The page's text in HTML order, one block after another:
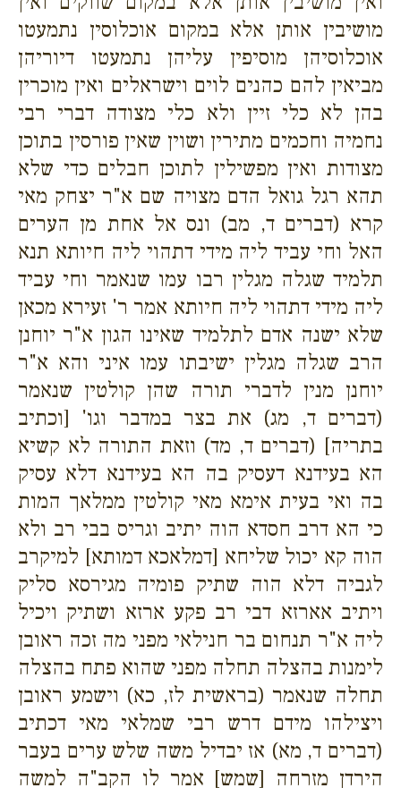
מושיבין אותן אלא במקום אוכלוסין נתמעטו
אוכלוסיהן מוסיפין עליהן נתמעטו דיוריהן
מביאין להם כהנים לוים וישראלים ואין מוכרין
בהן לא כלי זיין ולא כלי מצודה דברי רבי
נחמיה וחכמים מתירין ושוין שאין פורסין בתוכן
מצודות ואין מפשילין לתוכן חבלים כדי שלא
תהא רגל גואל הדם מצויה שם א"ר יצחק מאי
קרא (דברים ד, מב) ונס אל אחת מן הערים
האל וחי עביד ליה מידי דתהוי ליה חיותא תנא
תלמיד שגלה מגלין רבו עמו שנאמר וחי עביד
ליה מידי דתהוי ליה חיותא אמר ר' זעירא מכאן
שלא ישנה אדם לתלמיד שאינו הגון א"ר יוחנן
הרב שגלה מגלין ישיבתו עמו איני והא א"ר
יוחנן מנין לדברי תורה שהן קולטין שנאמר
(דברים ד, מג) את בצר במדבר וגו' [וכתיב
בתריה] (דברים ד, מד) וזאת התורה לא קשיא
הא בעידנא דעסיק בה הא בעידנא דלא עסיק
בה ואי בעית אימא מאי קולטין ממלאך המות
כי הא דרב חסדא הוה יתיב וגריס בבי רב ולא
הוה קא יכול שליחא [דמלאכא דמותא] למיקרב
לגביה דלא הוה שתיק פומיה מגירסא סליק
ויתיב אארזא דבי רב פקע ארזא ושתיק ויכיל
ליה א"ר תנחום בר חנילאי מפני מה זכה ראובן
לימנות בהצלה תחלה מפני שהוא פתח בהצלה
תחלה שנאמר (בראשית לז, כא) וישמע ראובן
ויצילהו מידם דרש רבי שמלאי מאי דכתיב
(דברים ד, מא) אז יבדיל משה שלש ערים בעבר
הירדן מזרחה [שמש] אמר לו הקב"ה למשה